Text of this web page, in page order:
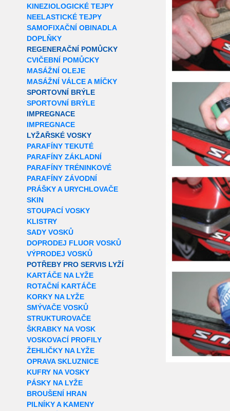
KINEZIOLOGICKÉ TEJPY
NEELASTICKÉ TEJPY
SAMOFIXAČNÍ OBINADLA
DOPLŇKY
REGENERAČNÍ POMŮCKY
CVIČEBNÍ POMŮCKY
MASÁŽNÍ OLEJE
MASÁŽNÍ VÁLCE A MÍČKY
SPORTOVNÍ BRÝLE
SPORTOVNÍ BRÝLE
IMPREGNACE
IMPREGNACE
LYŽAŘSKÉ VOSKY
PARAFÍNY TEKUTÉ
PARAFÍNY ZÁKLADNÍ
PARAFÍNY TRÉNINKOVÉ
PARAFÍNY ZÁVODNÍ
PRÁŠKY A URYCHLOVAČE
SKIN
STOUPACÍ VOSKY
KLISTRY
SADY VOSKŮ
DOPRODEJ FLUOR VOSKŮ
VÝPRODEJ VOSKŮ
POTŘEBY PRO SERVIS LYŽÍ
KARTÁČE NA LYŽE
ROTAČNÍ KARTÁČE
KORKY NA LYŽE
SMÝVAČE VOSKŮ
STRUKTUROVAČE
ŠKRABKY NA VOSK
VOSKOVACÍ PROFILY
ŽEHLIČKY NA LYŽE
OPRAVA SKLUZNICE
KUFRY NA VOSKY
PÁSKY NA LYŽE
BROUŠENÍ HRAN
PILNÍKY A KAMENY